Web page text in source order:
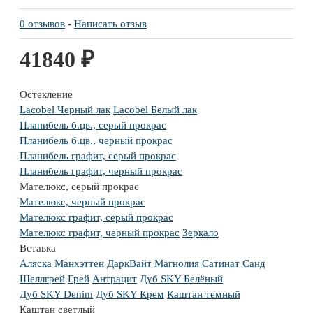
0 отзывов - Написать отзыв
41840 ₽
Остекление
Lacobel Черный лак Lacobel Белый лак
Планибель б.цв., серый прокрас
Планибель б.цв., черный прокрас
Планибель графит, серый прокрас
Планибель графит, черный прокрас
Мателюкс, серый прокрас
Мателюкс, черный прокрас
Мателюкс графит, серый прокрас
Мателюкс графит, черный прокрас Зеркало
Вставка
Аляска Манхэттен ДаркВайт Магнолия Сатинат Санд
Шеллгрей Грей Антрацит Дуб SKY Белёный
Дуб SKY Denim Дуб SKY Крем Каштан темный
Каштан светлый